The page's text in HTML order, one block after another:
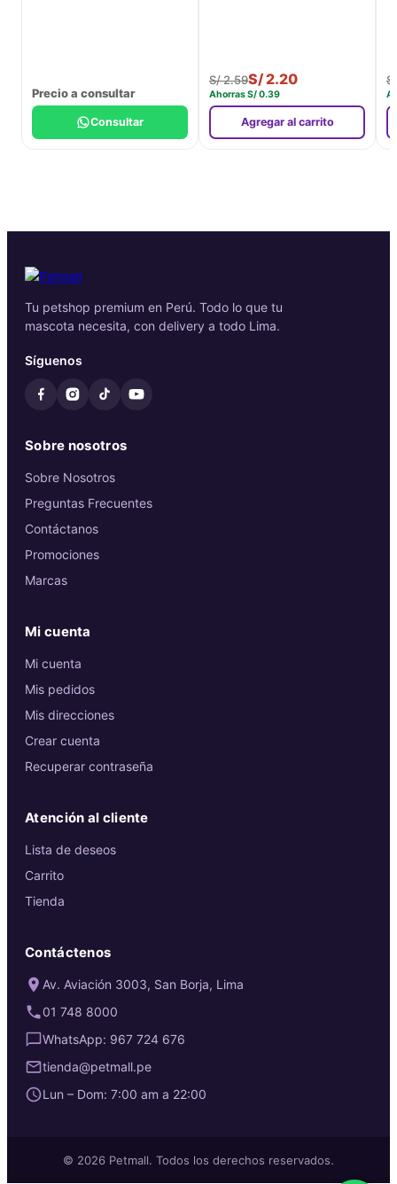
Precio a consultar
Consultar
S/2.59S/2.20
AhorrasS/0.39
Agregar al carrito
S/
Tu petshop premium en Perú. Todo lo que tu
mascota necesita, con delivery a todo Lima.
Síguenos
Sobre nosotros
Sobre Nosotros
Preguntas Frecuentes
Contáctanos
Promociones
Marcas
Mi cuenta
Mi cuenta
Mis pedidos
Mis direcciones
Crear cuenta
Recuperar contraseña
Atención al cliente
Lista de deseos
Carrito
Tienda
Contáctenos
Av. Aviación 3003, San Borja, Lima
01 748 8000
WhatsApp: 967 724 676
tienda@petmall.pe
Lun – Dom: 7:00 am a 22:00
© 2026 Petmall. Todos los derechos reservados.